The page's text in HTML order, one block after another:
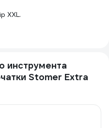
XXL.
инструмента
Stomer Extra